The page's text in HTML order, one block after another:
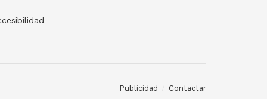
Publicidad Contactar